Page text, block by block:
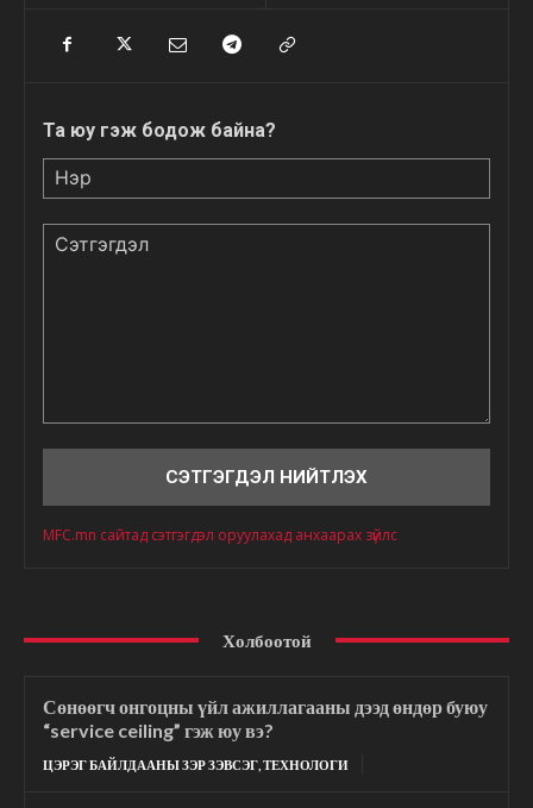
Та юу гэж бодож байна?
MFC.mn сайтад сэтгэгдэл оруулахад анхаарах зүйлс
Холбоотой
Сөнөөгч онгоцны үйл ажиллагааны дээд өндөр буюу
“service ceiling” гэж юу вэ?
ЦЭРЭГ БАЙЛДААНЫ ЗЭР ЗЭВСЭГ, ТЕХНОЛОГИ